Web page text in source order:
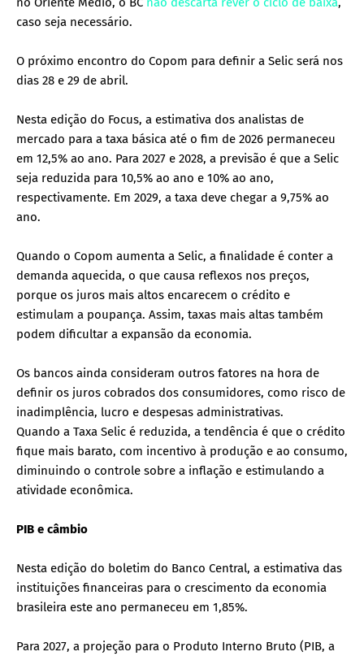
caso seja necessário.
O próximo encontro do Copom para definir a Selic será nos
dias 28 e 29 de abril.
Nesta edição do Focus, a estimativa dos analistas de
mercado para a taxa básica até o fim de 2026 permaneceu
em 12,5% ao ano. Para 2027 e 2028, a previsão é que a Selic
seja reduzida para 10,5% ao ano e 10% ao ano,
respectivamente. Em 2029, a taxa deve chegar a 9,75% ao
ano.
Quando o Copom aumenta a Selic, a finalidade é conter a
demanda aquecida, o que causa reflexos nos preços,
porque os juros mais altos encarecem o crédito e
estimulam a poupança. Assim, taxas mais altas também
podem dificultar a expansão da economia.
Os bancos ainda consideram outros fatores na hora de
definir os juros cobrados dos consumidores, como risco de
inadimplência, lucro e despesas administrativas.
Quando a Taxa Selic é reduzida, a tendência é que o crédito
fique mais barato, com incentivo à produção e ao consumo,
diminuindo o controle sobre a inflação e estimulando a
atividade econômica.
PIB e câmbio
Nesta edição do boletim do Banco Central, a estimativa das
instituições financeiras para o crescimento da economia
brasileira este ano permaneceu em 1,85%.
Para 2027, a projeção para o Produto Interno Bruto (PIB, a